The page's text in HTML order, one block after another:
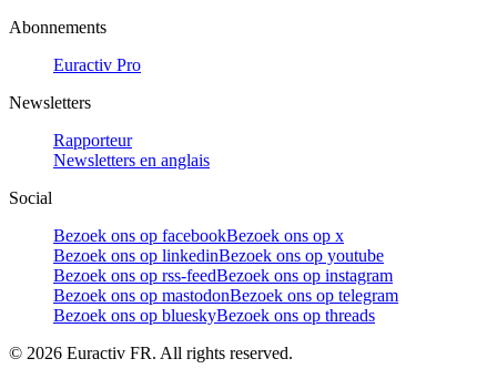
Abonnements
Euractiv Pro
Newsletters
Rapporteur
Newsletters en anglais
Social
Bezoek ons op facebookBezoek ons op x
Bezoek ons op linkedinBezoek ons op youtube
Bezoek ons op rss-feedBezoek ons op instagram
Bezoek ons op mastodonBezoek ons op telegram
Bezoek ons op blueskyBezoek ons op threads
© 2026 Euractiv FR. All rights reserved.